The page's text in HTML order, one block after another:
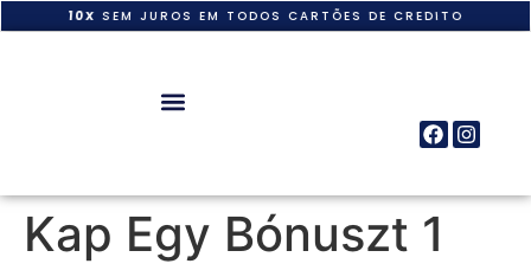
10X SEM JUROS EM TODOS CARTÕES DE CREDITO
Kap Egy Bónuszt 1